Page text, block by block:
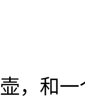
，和